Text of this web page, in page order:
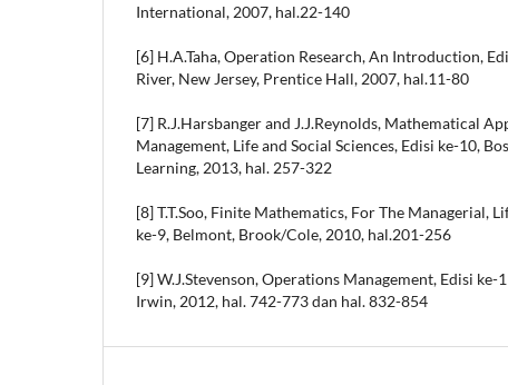
International, 2007, hal.22-140
[6] H.A.Taha, Operation Research, An Introduction,
River, New Jersey, Prentice Hall, 2007, hal.11-80
[7] R.J.Harsbanger and J.J.Reynolds, Mathematical
Management, Life and Social Sciences, Edisi ke-10,
Learning, 2013, hal. 257-322
[8] T.T.Soo, Finite Mathematics, For The Managerial,
ke-9, Belmont, Brook/Cole, 2010, hal.201-256
[9] W.J.Stevenson, Operations Management, Edisi
Irwin, 2012, hal. 742-773 dan hal. 832-854